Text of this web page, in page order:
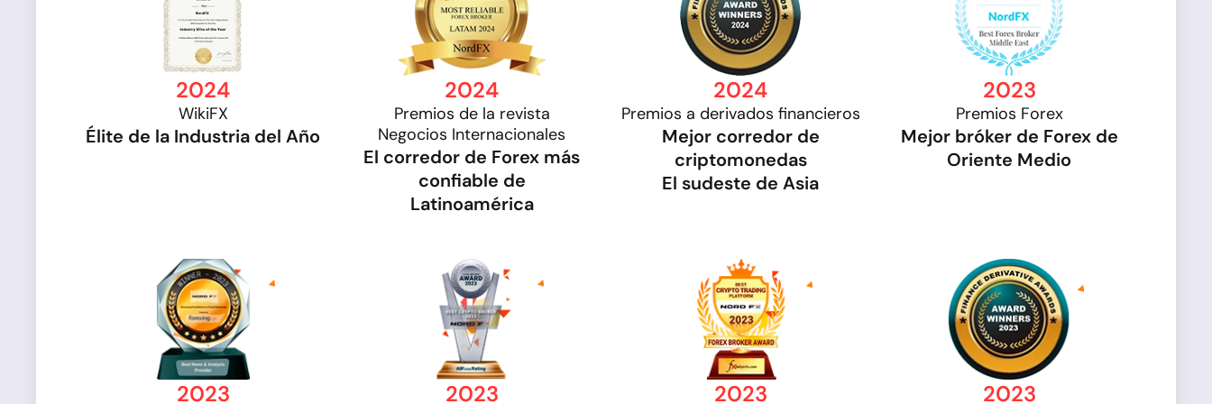
2024
WikiFX
Élite de la Industria del Año
2024
Premios de la revista
Negocios Internacionales
El corredor de Forex más
confiable de
Latinoamérica
2024
Premios a derivados financieros
Mejor corredor de
criptomonedas
El sudeste de Asia
2023
Premios Forex
Mejor bróker de Forex de
Oriente Medio
2023 2023 2023 2023